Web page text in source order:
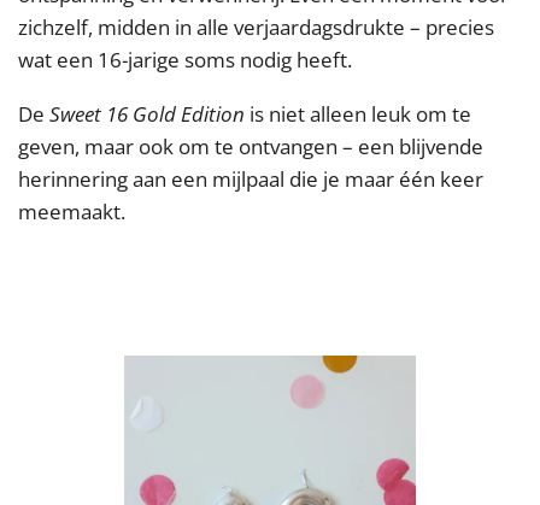
zichzelf, midden in alle verjaardagsdrukte – precies
wat een 16-jarige soms nodig heeft.
De Sweet 16 Gold Edition is niet alleen leuk om te
geven, maar ook om te ontvangen – een blijvende
herinnering aan een mijlpaal die je maar één keer
meemaakt.